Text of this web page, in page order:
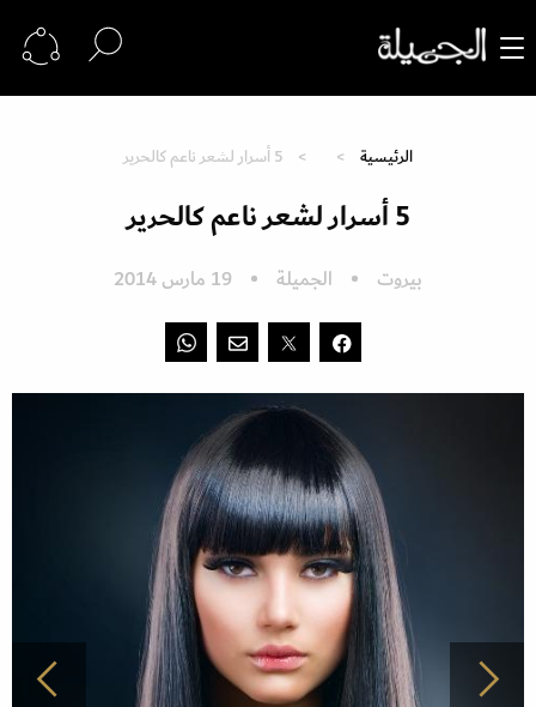
الرئيسية 5 أسرار لشعر ناعم كالحرير
5 أسرار لشعر ناعم كالحرير
بيروت الجميلة 19 مارس 2014